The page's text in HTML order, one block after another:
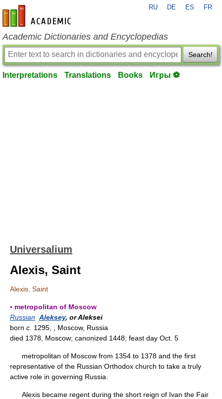
en-academic.com
RU DE ES FR
Academic Dictionaries and Encyclopedias
Search!
Interpretations Translations Books Игры ⚽
Universalium
Alexis, Saint
Alexis, Saint
▪ metropolitan of Moscow
Russian Aleksey, or Aleksei
born c. 1295, , Moscow, Russia
died 1378, Moscow; canonized 1448; feast day Oct. 5
metropolitan of Moscow from 1354 to 1378 and the first
representative of the Russian Orthodox church to take a truly
active role in governing Russia.
Alexis became regent during the short reign of Ivan the Fair